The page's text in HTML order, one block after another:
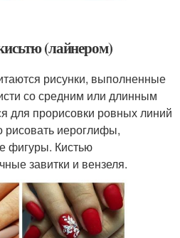
(лайнером)
рисунки, выполненные
со средним или длинным
для прорисовки ровных линий
иероглифы,
фигуры. Кистью
завитки и вензеля.